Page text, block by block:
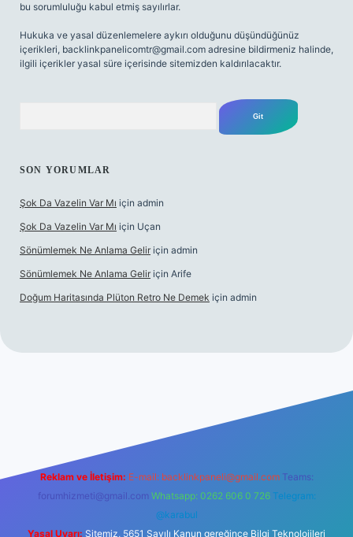
bu sorumluluğu kabul etmiş sayılırlar.
Hukuka ve yasal düzenlemelere aykırı olduğunu düşündüğünüz
içerikleri, backlinkpanelicomtr@gmail.com adresine bildirmeniz halinde,
ilgili içerikler yasal süre içerisinde sitemizden kaldırılacaktır.
SON YORUMLAR
Şok Da Vazelin Var Mı için admin
Şok Da Vazelin Var Mı için Uçan
Sönümlemek Ne Anlama Gelir için admin
Sönümlemek Ne Anlama Gelir için Arife
Doğum Haritasında Plüton Retro Ne Demek için admin
Reklam ve İletişim: E-mail: backlinkpaneli@gmail.com Teams:
forumhizmeti@gmail.com Whatsapp: 0262 606 0 726 Telegram:
@karabul
Yasal Uyarı: Sitemiz, 5651 Sayılı Kanun gereğince Bilgi Teknolojileri